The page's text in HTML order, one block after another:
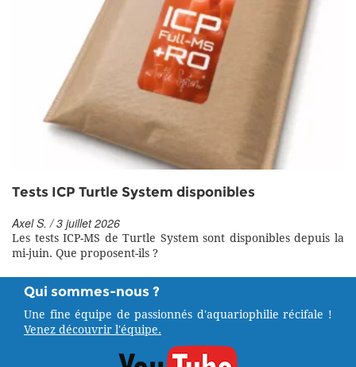
Tests ICP Turtle System disponibles
Axel S. / 3 juillet 2026
Les tests ICP-MS de Turtle System sont disponibles depuis la
mi-juin. Que proposent-ils ?
Qui sommes-nous ?
Une fine équipe de passionnés d'aquariophilie récifale !
Venez découvrir l'équipe.